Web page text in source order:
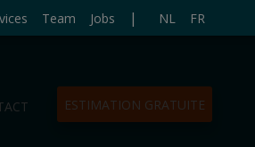
Team Jobs | NL FR
ESTIMATION GRATUITE